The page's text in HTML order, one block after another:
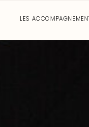
LES